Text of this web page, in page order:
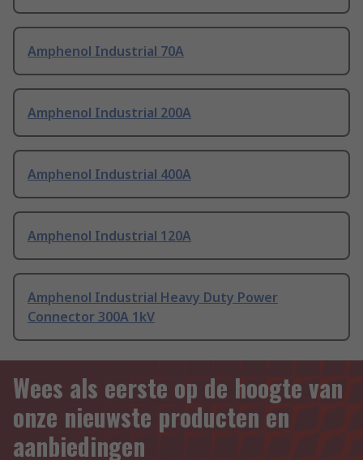
Amphenol Industrial 70A
Amphenol Industrial 200A
Amphenol Industrial 400A
Amphenol Industrial 120A
Amphenol Industrial Heavy Duty Power
Connector 300A 1kV
Wees als eerste op de hoogte van
onze nieuwste producten en
aanbiedingen